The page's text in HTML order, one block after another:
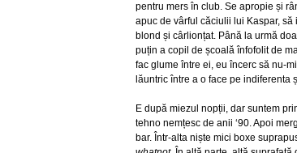
pentru mers în club. Se apropie și
apuc de vârful căciulii lui Kaspar,
blond și cârlionțat. Până la urmă
puțin a copil de școală înfofolit de
fac glume între ei, eu încerc să nu-
lăuntric între a o face pe indiferenta
E după miezul nopții, dar suntem
tehno nemțesc de anii ‘90. Apoi
bar. Într-alta niște mici boxe